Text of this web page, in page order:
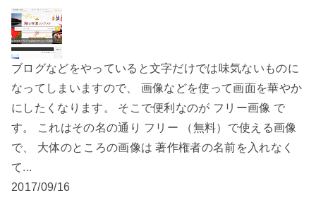
ブログなどをやっていると文字だけでは味気ないものに
なってしまいますので、 画像などを使って画面を華やか
にしたくなります。 そこで便利なのが フリー画像 で
す。 これはその名の通り フリー （無料）で使える画像
で、 大体のところの画像は 著作権者の名前を入れなく
て...
2017/09/16